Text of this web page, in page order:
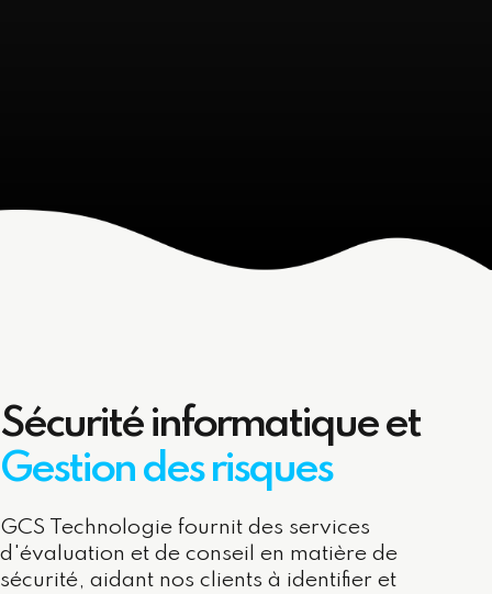
Sécurité informatique et
Gestion des risques
GCS Technologie fournit des services
d'évaluation et de conseil en matière de
sécurité, aidant nos clients à identifier et